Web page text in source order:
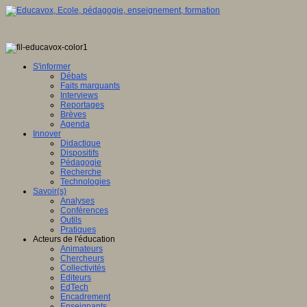
S'informer
Débats
Faits marquants
Interviews
Reportages
Brèves
Agenda
Innover
Didactique
Dispositifs
Pédagogie
Recherche
Technologies
Savoir(s)
Analyses
Conférences
Outils
Pratiques
Acteurs de l'éducation
Animateurs
Chercheurs
Collectivités
Editeurs
EdTech
Encadrement